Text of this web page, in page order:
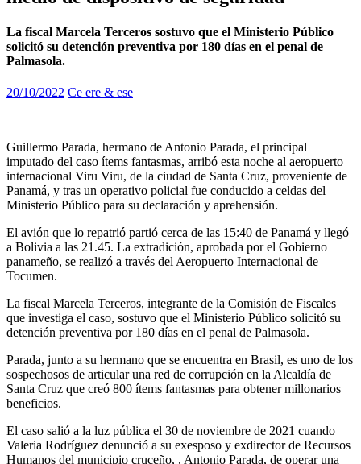
La fiscal Marcela Terceros sostuvo que el Ministerio Público
solicitó su detención preventiva por 180 días en el penal de
Palmasola.
20/10/2022 Ce ere & ese
Guillermo Parada, hermano de Antonio Parada, el principal
imputado del caso ítems fantasmas, arribó esta noche al aeropuerto
internacional Viru Viru, de la ciudad de Santa Cruz, proveniente de
Panamá, y tras un operativo policial fue conducido a celdas del
Ministerio Público para su declaración y aprehensión.
El avión que lo repatrió partió cerca de las 15:40 de Panamá y llegó
a Bolivia a las 21.45. La extradición, aprobada por el Gobierno
panameño, se realizó a través del Aeropuerto Internacional de
Tocumen.
La fiscal Marcela Terceros, integrante de la Comisión de Fiscales
que investiga el caso, sostuvo que el Ministerio Público solicitó su
detención preventiva por 180 días en el penal de Palmasola.
Parada, junto a su hermano que se encuentra en Brasil, es uno de los
sospechosos de articular una red de corrupción en la Alcaldía de
Santa Cruz que creó 800 ítems fantasmas para obtener millonarios
beneficios.
El caso salió a la luz pública el 30 de noviembre de 2021 cuando
Valeria Rodríguez denunció a su exesposo y exdirector de Recursos
Humanos del municipio cruceño, , Antonio Parada, de operar una